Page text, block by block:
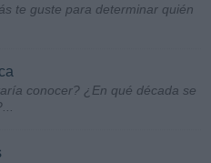
te guste para determinar quién
conocer? ¿En qué década se